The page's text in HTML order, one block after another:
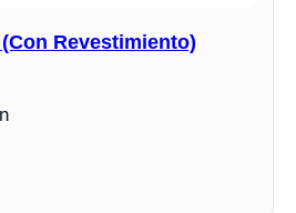
Revestimiento)